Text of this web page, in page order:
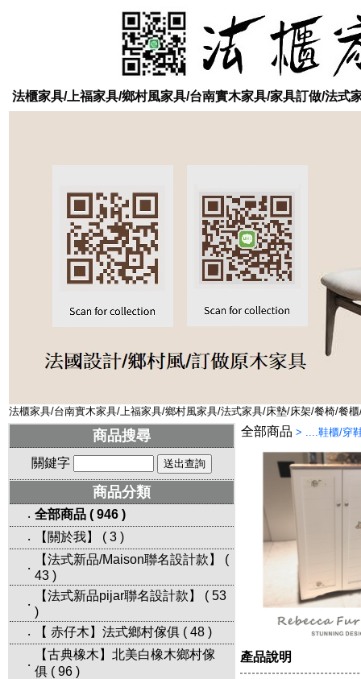
法櫃家具/上福家具/鄉村風家具/台南實木家具/家具訂做/法式
法櫃家具/台南實木家具/上福家具/鄉村風家具/法式家具/床墊/床架/餐椅/餐
商品搜尋
關鍵字
商品分類
‧ 全部商品 ( 946 )
‧
【關於我】 ( 3 )
‧
【法式新品/Maison聯名設計款】
(
43 )
‧
【法式新品pijar聯名設計款】 ( 53
)
‧
【 赤仔木】法式鄉村傢俱 ( 48 )
‧
【古典橡木】北美白橡木鄉村傢
俱 ( 96 )
全部商品 > ....鞋櫃/穿
產品說明